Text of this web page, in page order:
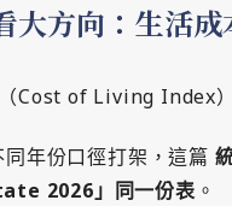
大方向：生活成
Cost of Living Index
年份口徑打架，這篇
2026」同一份表。